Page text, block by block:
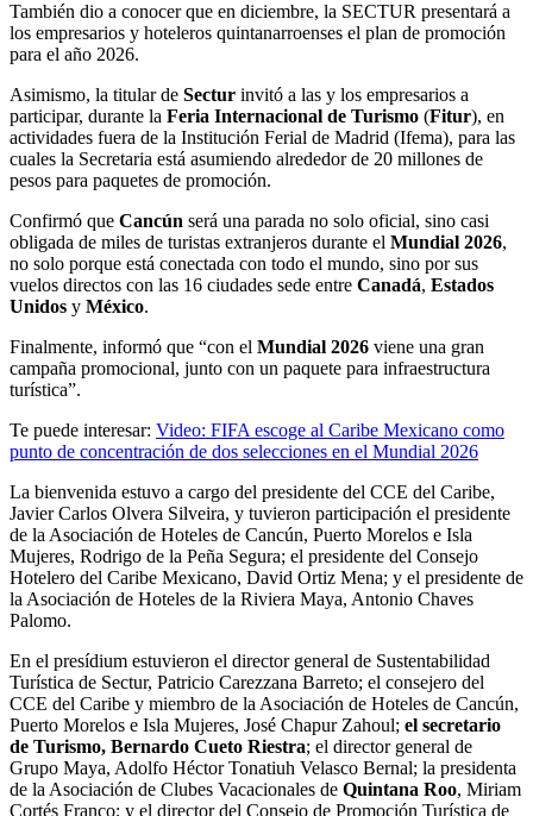
También dio a conocer que en diciembre, la SECTUR presentará a
los empresarios y hoteleros quintanarroenses el plan de promoción
para el año 2026.
Asimismo, la titular de Sectur invitó a las y los empresarios a
participar, durante la Feria Internacional de Turismo (Fitur), en
actividades fuera de la Institución Ferial de Madrid (Ifema), para las
cuales la Secretaria está asumiendo alrededor de 20 millones de
pesos para paquetes de promoción.
Confirmó que Cancún será una parada no solo oficial, sino casi
obligada de miles de turistas extranjeros durante el Mundial 2026,
no solo porque está conectada con todo el mundo, sino por sus
vuelos directos con las 16 ciudades sede entre Canadá, Estados
Unidos y México.
Finalmente, informó que “con el Mundial 2026 viene una gran
campaña promocional, junto con un paquete para infraestructura
turística”.
Te puede interesar: Video: FIFA escoge al Caribe Mexicano como
punto de concentración de dos selecciones en el Mundial 2026
La bienvenida estuvo a cargo del presidente del CCE del Caribe,
Javier Carlos Olvera Silveira, y tuvieron participación el presidente
de la Asociación de Hoteles de Cancún, Puerto Morelos e Isla
Mujeres, Rodrigo de la Peña Segura; el presidente del Consejo
Hotelero del Caribe Mexicano, David Ortiz Mena; y el presidente de
la Asociación de Hoteles de la Riviera Maya, Antonio Chaves
Palomo.
En el presídium estuvieron el director general de Sustentabilidad
Turística de Sectur, Patricio Carezzana Barreto; el consejero del
CCE del Caribe y miembro de la Asociación de Hoteles de Cancún,
Puerto Morelos e Isla Mujeres, José Chapur Zahoul; el secretario
de Turismo, Bernardo Cueto Riestra; el director general de
Grupo Maya, Adolfo Héctor Tonatiuh Velasco Bernal; la presidenta
de la Asociación de Clubes Vacacionales de Quintana Roo, Miriam
Cortés Franco; y el director del Consejo de Promoción Turística de